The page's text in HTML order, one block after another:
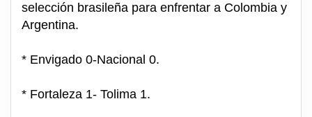
selección brasileña para enfrentar a Colombia y
Argentina.
* Envigado 0-Nacional 0.
* Fortaleza 1- Tolima 1.